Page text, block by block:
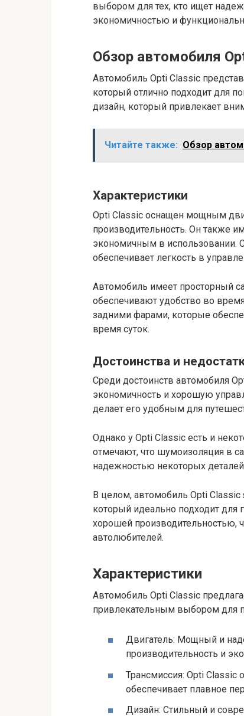
выбором для тех, кто ищет
экономичностью и
Обзор автомобиля
Автомобиль Opti Classic
который отлично подходит для
дизайн, который привлекает
Читайте также: Обзор
Характеристики
Opti Classic оснащен мощным
производительность. Он также
экономичным в использовании.
обеспечивает легкость в
Автомобиль имеет просторный
обеспечивают удобство во
задними фарами, которые
время суток.
Достоинства и
Среди достоинств автомобиля
экономичность и хорошую
делает его удобным для
Однако у Opti Classic есть и
отмечают, что шумоизоляция в
надежностью некоторых
В целом, автомобиль Opti
который идеально подходит
хорошей производительностью,
автолюбителей.
Характеристики
Автомобиль Opti Classic
привлекательным выбором для
Двигатель: Мощный и
производительность и
Трансмиссия: Opti Classic
обеспечивает плавное
Дизайн: Стильный и